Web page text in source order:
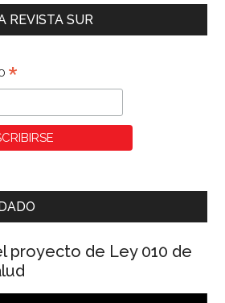
REVISTA SUR
*
proyecto de Ley 010 de